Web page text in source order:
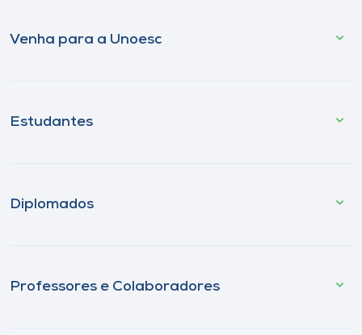
Venha para a Unoesc
Estudantes
Diplomados
Professores e Colaboradores